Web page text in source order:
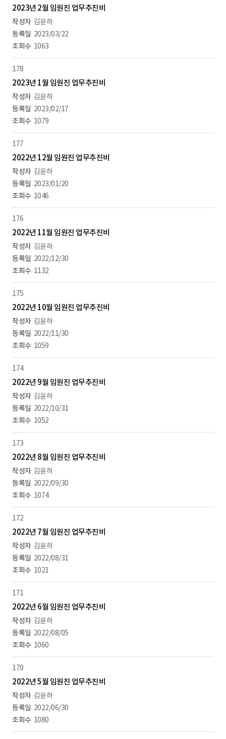
2023년 2월 임원진 업무추진비
김윤하
2023/03/22
1063
178
2023년 1월 임원진 업무추진비
김윤하
2023/02/17
1079
177
2022년 12월 임원진 업무추진비
김윤하
2023/01/20
1046
176
2022년 11월 임원진 업무추진비
김윤하
2022/12/30
1132
175
2022년 10월 임원진 업무추진비
김윤하
2022/11/30
1059
174
2022년 9월 임원진 업무추진비
김윤하
2022/10/31
1052
173
2022년 8월 임원진 업무추진비
김윤하
2022/09/30
1074
172
2022년 7월 임원진 업무추진비
김윤하
2022/08/31
1021
171
2022년 6월 임원진 업무추진비
김윤하
2022/08/05
1060
170
2022년 5월 임원진 업무추진비
김윤하
2022/06/30
1080